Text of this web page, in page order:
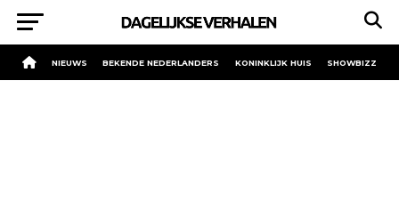
NIEUWS BEKENDE NEDERLANDERS KONINKLIJK HUIS SHOWBIZZ